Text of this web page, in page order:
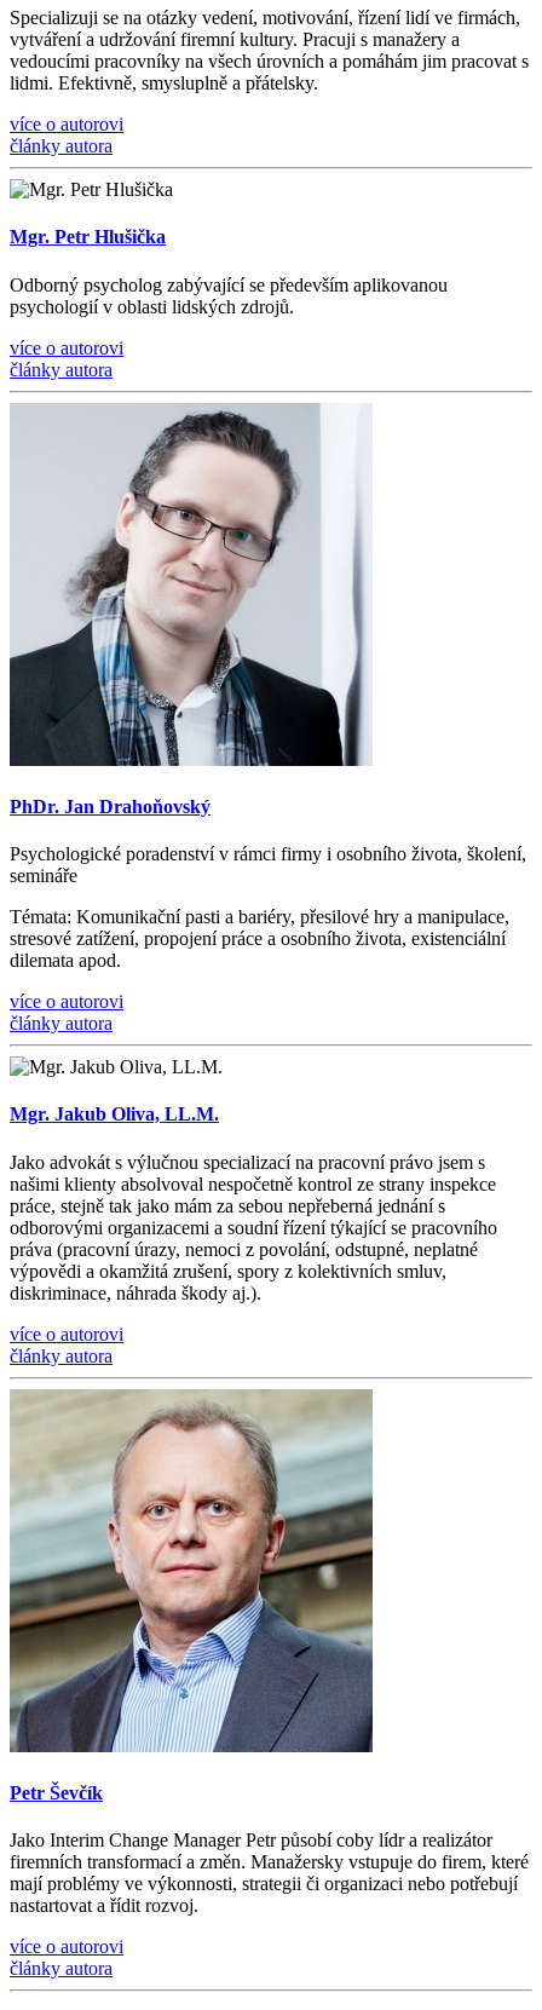
Specializuji se na otázky vedení, motivování, řízení lidí ve firmách,
vytváření a udržování firemní kultury. Pracuji s manažery a
vedoucími pracovníky na všech úrovních a pomáhám jim pracovat s
lidmi. Efektivně, smysluplně a přátelsky.
více o autorovi
články autora
Mgr. Petr Hlušička
Odborný psycholog zabývající se především aplikovanou
psychologií v oblasti lidských zdrojů.
více o autorovi
články autora
PhDr. Jan Drahoňovský
Psychologické poradenství v rámci firmy i osobního života, školení,
semináře
Témata: Komunikačnípasti a bariéry, přesilové hry a manipulace,
stresové zatížení, propojenípráce a osobního života, existenciální
dilemata apod.
více o autorovi
články autora
Mgr. Jakub Oliva, LL.M.
Jako advokát s výlučnou specializací na pracovní právo jsem s
našimi klienty absolvoval nespočetně kontrol ze strany inspekce
práce, stejně tak jako mám za sebou nepřeberná jednání s
odborovými organizacemi a soudní řízení týkající se pracovního
práva (pracovní úrazy, nemoci z povolání, odstupné, neplatné
výpovědi a okamžitá zrušení, spory z kolektivních smluv,
diskriminace, náhrada škody aj.).
více o autorovi
články autora
Petr Ševčík
Jako Interim Change Manager Petr působí coby lídr a realizátor
firemních transformací a změn. Manažersky vstupuje do firem, které
mají problémy ve výkonnosti, strategii či organizaci nebo potřebují
nastartovat a řídit rozvoj.
více o autorovi
články autora